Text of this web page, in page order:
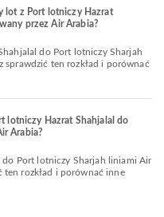
lot z Port lotniczy Hazrat
przez Air Arabia?
sprawdzić ten rozkład i porównać
lotniczy Hazrat Shahjalal do
Arabia?
ten rozkład i porównać inne